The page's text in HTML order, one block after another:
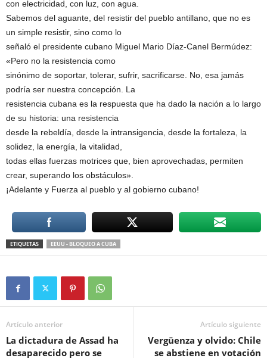
con electricidad, con luz, con agua.
Sabemos del aguante, del resistir del pueblo antillano, que no es
un simple resistir, sino como lo
señaló el presidente cubano Miguel Mario Díaz-Canel Bermúdez:
«Pero no la resistencia como
sinónimo de soportar, tolerar, sufrir, sacrificarse. No, esa jamás
podría ser nuestra concepción. La
resistencia cubana es la respuesta que ha dado la nación a lo largo
de su historia: una resistencia
desde la rebeldía, desde la intransigencia, desde la fortaleza, la
solidez, la energía, la vitalidad,
todas ellas fuerzas motrices que, bien aprovechadas, permiten
crear, superando los obstáculos».
¡Adelante y Fuerza al pueblo y al gobierno cubano!
ETIQUETAS EEUU - BLOQUEO A CUBA
Artículo anterior
La dictadura de Assad ha
desaparecido pero se
Artículo siguiente
Vergüenza y olvido: Chile
se abstiene en votación